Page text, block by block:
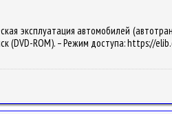
эксплуатация автомобилей
(DVD-ROM). – Режим доступа: https://